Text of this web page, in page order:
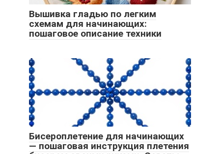
Вышивка гладью по легким
схемам для начинающих:
пошаговое описание техники
Бисероплетение для начинающих
— пошаговая инструкция плетения